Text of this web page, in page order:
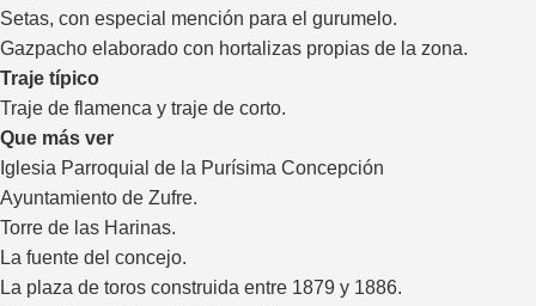
Setas, con especial mención para el gurumelo.
Gazpacho elaborado con hortalizas propias de la zona.
Traje típico
Traje de flamenca y traje de corto.
Que más ver
Iglesia Parroquial de la Purísima Concepción
Ayuntamiento de Zufre.
Torre de las Harinas.
La fuente del concejo.
La plaza de toros construida entre 1879 y 1886.